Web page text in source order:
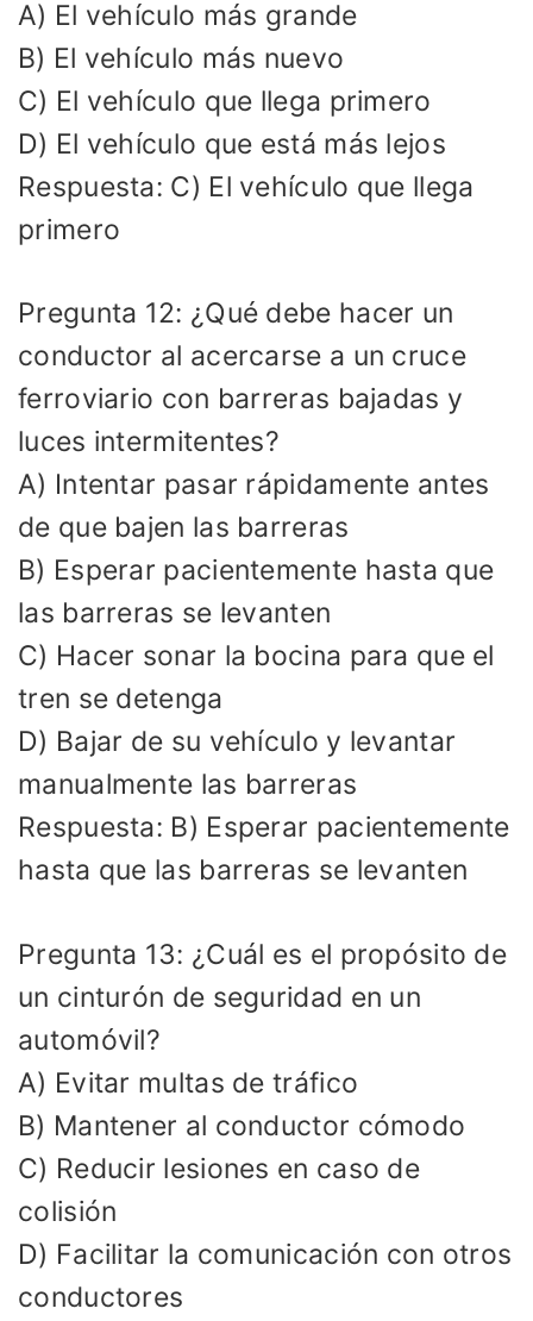
A) El vehículo más grande
B) El vehículo más nuevo
C) El vehículo que llega primero
D) El vehículo que está más lejos
Respuesta: C) El vehículo que llega
primero
Pregunta 12: ¿Qué debe hacer un
conductor al acercarse a un cruce
ferroviario con barreras bajadas y
luces intermitentes?
A) Intentar pasar rápidamente antes
de que bajen las barreras
B) Esperar pacientemente hasta que
las barreras se levanten
C) Hacer sonar la bocina para que el
tren se detenga
D) Bajar de su vehículo y levantar
manualmente las barreras
Respuesta: B) Esperar pacientemente
hasta que las barreras se levanten
Pregunta 13: ¿Cuál es el propósito de
un cinturón de seguridad en un
automóvil?
A) Evitar multas de tráfico
B) Mantener al conductor cómodo
C) Reducir lesiones en caso de
colisión
D) Facilitar la comunicación con otros
conductores